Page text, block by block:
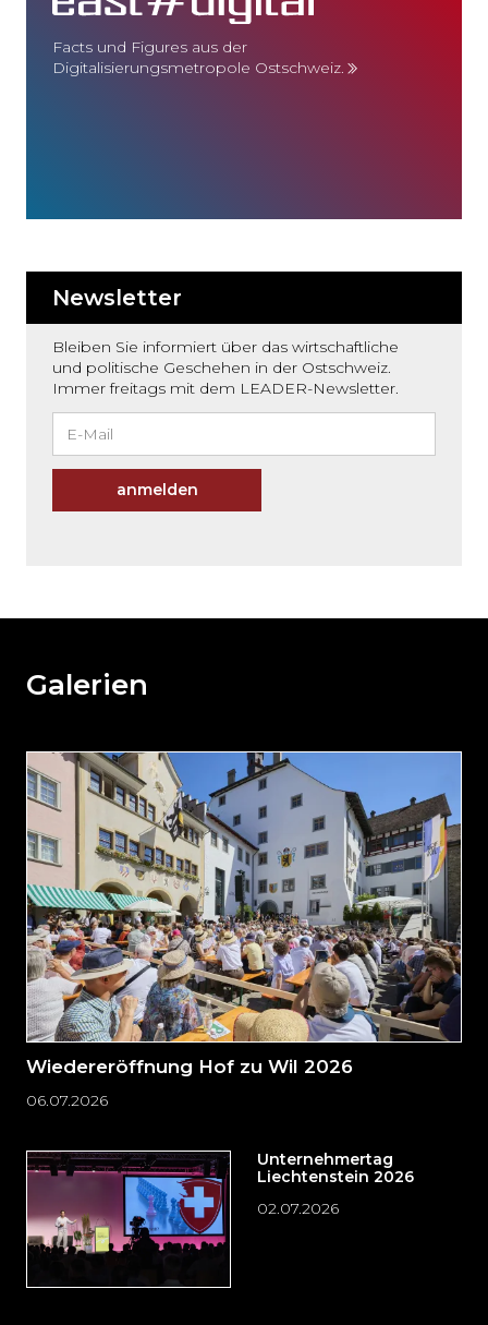
Facts und Figures aus der
Digitalisierungsmetropole Ostschweiz.
Newsletter
Bleiben Sie informiert über das wirtschaftliche
und politische Geschehen in der Ostschweiz.
Immer freitags mit dem LEADER-Newsletter.
anmelden
weiteren
Inhalt
und
direkt
zum
Seitenende
springen?
Galerien
Wiedereröffnung Hof zu Wil 2026
06.07.2026
Unternehmertag
Liechtenstein 2026
02.07.2026